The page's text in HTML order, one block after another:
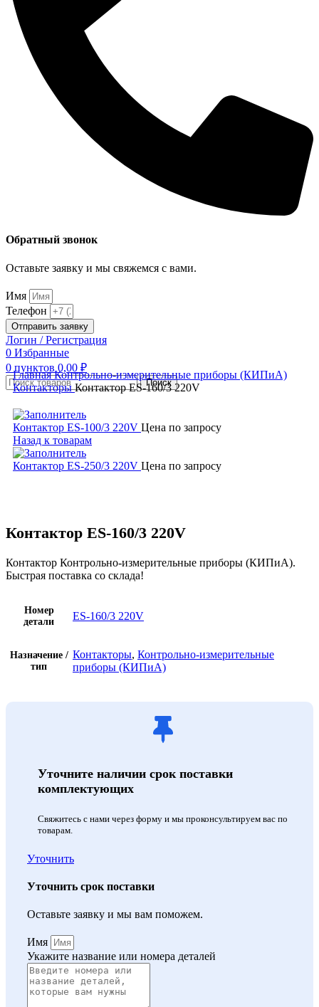
Обратный звонок
Оставьте заявку и мы свяжемся с вами.
Имя
Телефон
Отправить заявку
Логин / Регистрация
0 Избранные
0 пунктов 0,00 ₽
Поиск
ГлавнаяКонтрольно-измерительные приборы (КИПиА)
КонтакторыКонтактор ES-160/3 220V
Контактор ES-100/3 220V Цена по запросу
Назад к товарам
Контактор ES-250/3 220V Цена по запросу
Контактор ES-160/3 220V
Контактор Контрольно-измерительные приборы (КИПиА).
Быстрая поставка со склада!
Номер
детали
ES-160/3 220V
Назначение /
тип
Контакторы, Контрольно-измерительные
приборы (КИПиА)
Уточните наличии срок поставки
комплектующих
Свяжитесь с нами через форму и мы проконсультируем вас по
товарам.
Уточнить
Уточнить срок поставки
Оставьте заявку и мы вам поможем.
Имя
Укажите название или номера деталей